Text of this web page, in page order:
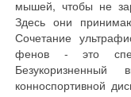
мышей, чтобы не
Здесь они
Сочетание
фенов - это
конноспортивной